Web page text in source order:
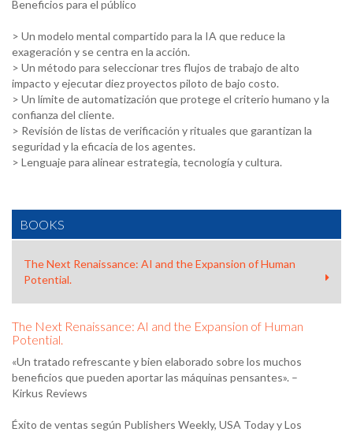
Beneficios para el público
> Un modelo mental compartido para la IA que reduce la
exageración y se centra en la acción.
> Un método para seleccionar tres flujos de trabajo de alto
impacto y ejecutar diez proyectos piloto de bajo costo.
> Un límite de automatización que protege el criterio humano y la
confianza del cliente.
> Revisión de listas de verificación y rituales que garantizan la
seguridad y la eficacia de los agentes.
> Lenguaje para alinear estrategia, tecnología y cultura.
BOOKS
The Next Renaissance: AI and the Expansion of Human
Potential.
The Next Renaissance: AI and the Expansion of Human
Potential.
«Un tratado refrescante y bien elaborado sobre los muchos
beneficios que pueden aportar las máquinas pensantes». –
Kirkus Reviews
Éxito de ventas según Publishers Weekly, USA Today y Los